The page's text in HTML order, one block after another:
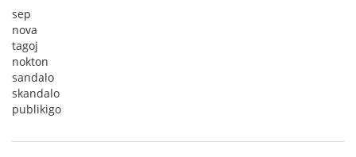
sep
nova
tagoj
nokton
sandalo
skandalo
publikigo